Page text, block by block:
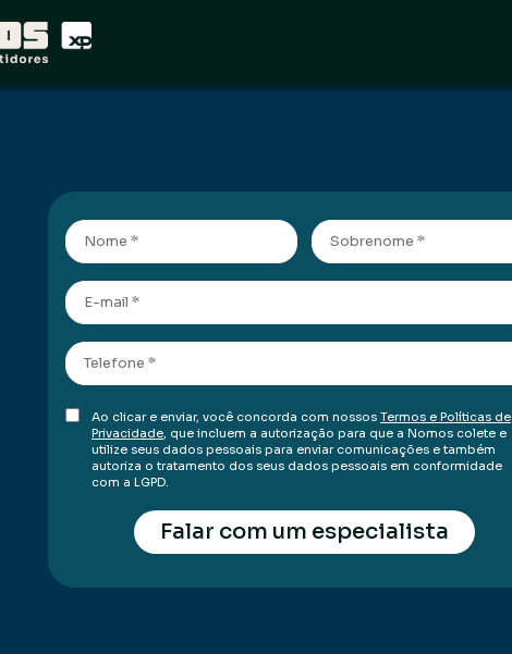
Ao clicar e enviar, você concorda com nossos Termos e Políticas de
Privacidade, que incluem a autorização para que a Nomos colete e
utilize seus dados pessoais para enviar comunicações e também
autoriza o tratamento dos seus dados pessoais em conformidade
com a LGPD.
Falar com um especialista